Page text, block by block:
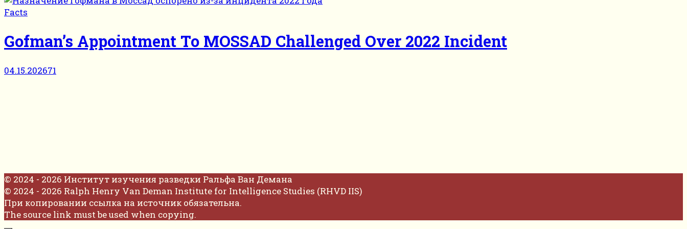
Facts
Gofman’s Appointment To MOSSAD Challenged Over 2022 Incident
04.15.202671
© 2024 - 2026 Институт изучения разведки Ральфа Ван Демана
© 2024 - 2026 Ralph Henry Van Deman Institute for Intelligence Studies (RHVD IIS)
При копировании ссылка на источник обязательна.
The source link must be used when copying.